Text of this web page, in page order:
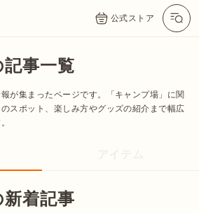
公式ストア
事一覧
報が集まったページです。「キャンプ場」に関
スポット、楽しみ方やグッズの紹介まで幅広
着記事
Twitter Instagram